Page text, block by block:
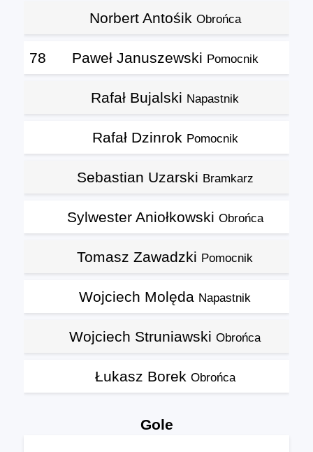
Norbert Antośik Obrońca
78 Paweł Januszewski Pomocnik
Rafał Bujalski Napastnik
Rafał Dzinrok Pomocnik
Sebastian Uzarski Bramkarz
Sylwester Aniołkowski Obrońca
Tomasz Zawadzki Pomocnik
Wojciech Molęda Napastnik
Wojciech Struniawski Obrońca
Łukasz Borek Obrońca
Gole